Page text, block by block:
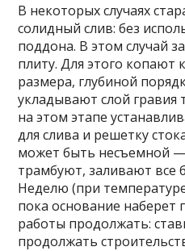
В некоторых случаях
солидный слив: без
поддона. В этом случай
плиту. Для этого копают
размера, глубиной
укладывают слой
на этом этапе
для слива и решетку
может быть несъемной
трамбуют, заливают все
Неделю (при
пока основание наберет
работы продолжать:
продолжать